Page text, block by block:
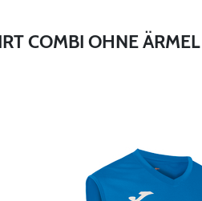
COMBI OHNE ÄRMEL